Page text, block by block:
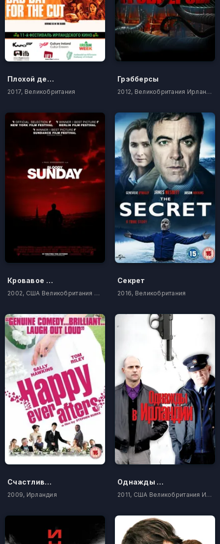
Плохой день, чтобы свести счеты
2017, Великобритания
Грэбберсы
2012, Великобритания Ирландия
Кровавое воскресенье
2002, США Великобритания Ирландия
Секрет
2016, Великобритания
Счастливы навсегда
2009, Ирландия
Однажды в Ирландии
2011, США Великобритания Ирландия